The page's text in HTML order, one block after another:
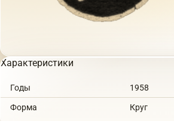
Характеристики
Годы 1958
Форма Круг